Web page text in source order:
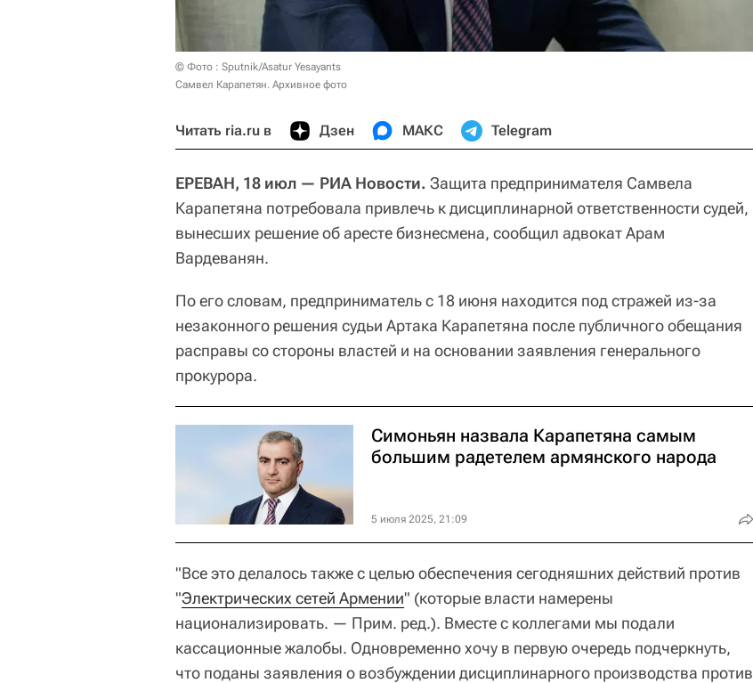
© Фото : Sputnik/Asatur Yesayants
Самвел Карапетян. Архивное фото
Читать ria.ru в Дзен МАКС Telegram
ЕРЕВАН, 18 июл — РИА Новости. Защита предпринимателя Самвела
Карапетяна потребовала привлечь к дисциплинарной ответственности судей,
вынесших решение об аресте бизнесмена, сообщил адвокат Арам
Вардеванян.
По его словам, предприниматель с 18 июня находится под стражей из-за
незаконного решения судьи Артака Карапетяна после публичного обещания
расправы со стороны властей и на основании заявления генерального
прокурора.
Симоньян назвала Карапетяна самым
большим радетелем армянского народа
5 июля 2025, 21:09
"Все это делалось также с целью обеспечения сегодняшних действий против
"Электрических сетей Армении" (которые власти намерены
национализировать. — Прим. ред.). Вместе с коллегами мы подали
кассационные жалобы. Одновременно хочу в первую очередь подчеркнуть,
что поданы заявления о возбуждении дисциплинарного производства против